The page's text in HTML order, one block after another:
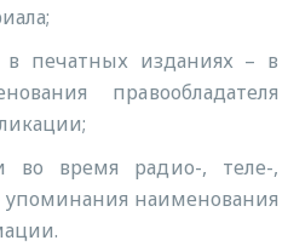
в печатных изданиях – в
правообладателя
во время радио-, теле-,
наименования